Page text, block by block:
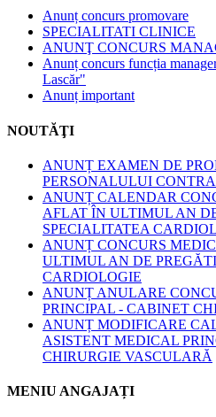
Anunț concurs promovare
SPECIALITATI CLINICE
ANUNŢ CONCURS
Anunț concurs funcția
Lascăr"
Anunț important
NOUTĂŢI
ANUNȚ EXAMEN DE
PERSONALULUI
ANUNȚ CALENDAR
AFLAT ÎN ULTIMUL AN
SPECIALITATEA
ANUNȚ CONCURS
ULTIMUL AN DE
CARDIOLOGIE
ANUNȚ ANULARE
PRINCIPAL - CABINET
ANUNȚ MODIFICARE
ASISTENT MEDICAL
CHIRURGIE VASCULARĂ
MENIU ANGAJAȚI